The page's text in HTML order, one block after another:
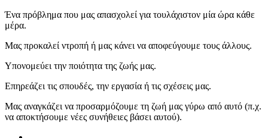
Ένα πρόβλημα που μας απασχολεί για τουλάχιστον μία ώρα κάθε
μέρα.
Μας προκαλεί ντροπή ή μας κάνει να αποφεύγουμε τους άλλους.
Υπονομεύει την ποιότητα της ζωής μας.
Επηρεάζει τις σπουδές, την εργασία ή τις σχέσεις μας.
Μας αναγκάζει να προσαρμόζουμε τη ζωή μας γύρω από αυτό (π.χ.
να αποκτήσουμε νέες συνήθειες βάσει αυτού).